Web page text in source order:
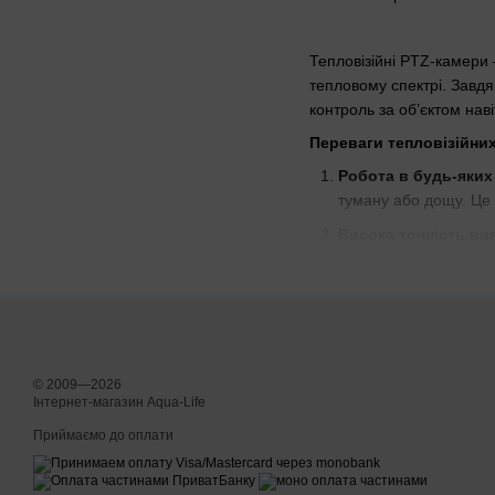
Тепловізійні PTZ-
тепловому спектрі.
контроль за об’єктом
Переваги
Робота в будь-
туману або дощу. Це
Аналітика та
розпізнавання
Зниження
камера реагує не на
Як вибрати
© 2009—2026
Інтернет-магазин Aqua-Life
Приймаємо до оплати